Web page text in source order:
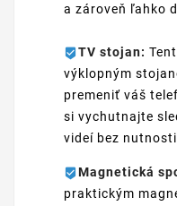
a zároveň ľahko
TV stojan:
výklopným
premeniť váš
si vychutnajte
videí bez
Magnetická
praktickým